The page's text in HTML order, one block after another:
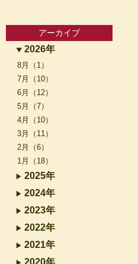
アーカイブ
2026年
8月（1）
7月（10）
6月（12）
5月（7）
4月（10）
3月（11）
2月（6）
1月（18）
2025年
2024年
2023年
2022年
2021年
2020年